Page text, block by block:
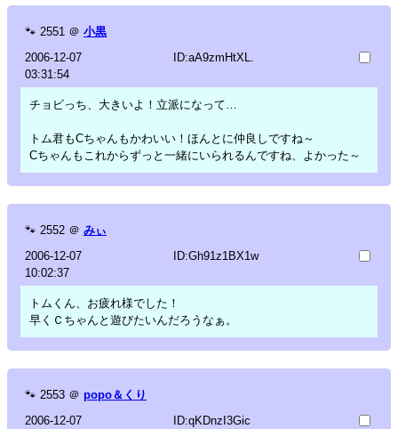
🐾 2551 ＠ 小黒
2006-12-07
03:31:54
ID:aA9zmHtXL.
チョビっち、大きいよ！立派になって…
トム君もCちゃんもかわいい！ほんとに仲良しですね～
Cちゃんもこれからずっと一緒にいられるんですね、よかった～
🐾 2552 ＠ みぃ
2006-12-07
10:02:37
ID:Gh91z1BX1w
トムくん、お疲れ様でした！
早くＣちゃんと遊びたいんだろうなぁ。
🐾 2553 ＠ popo＆くり
2006-12-07
ID:qKDnzI3Gic